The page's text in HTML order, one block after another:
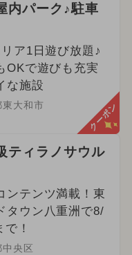
内パーク♪駐車
ア1日遊び放題♪
OKで遊びも充実
な施設
大和市 クーポン
ティラノサウル
ンテンツ満載！東
タウン八重洲で8/
！
央区